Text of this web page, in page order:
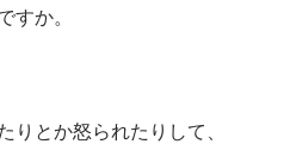
すか。
りとか怒られたりして、